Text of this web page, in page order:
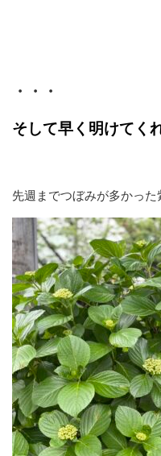
・・・
そして早く明けてく
先週までつぼみが多かっ